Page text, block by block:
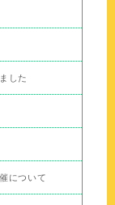
した
について